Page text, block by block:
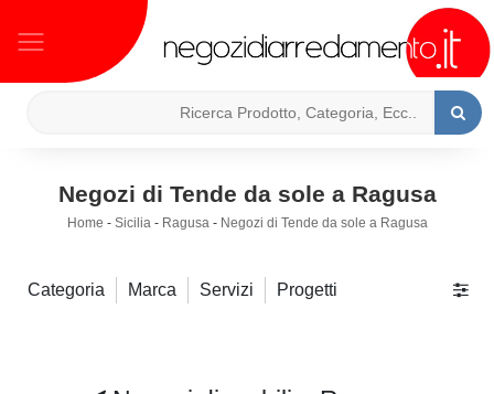
Negozi di Tende da sole a Ragusa
Home - Sicilia- Ragusa- Negozi di Tende da sole a Ragusa
Categoria Marca Servizi Progetti